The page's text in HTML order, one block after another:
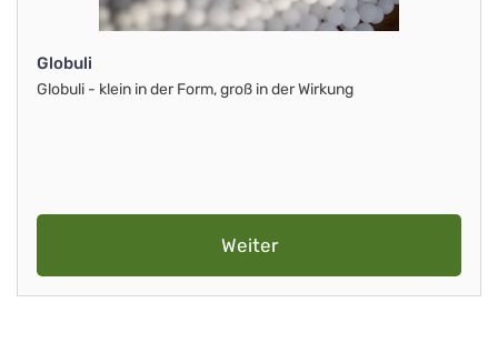
Globuli
Globuli - klein in der Form, groß in der Wirkung
Weiter